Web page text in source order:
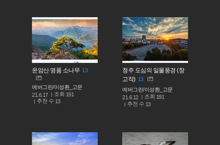
운암산 명품 소나무 13
에버그린/이성환_고문
21.6.17
조회 191
추천 수 13
청주 도심의 일몰풍경 (창
고작) 13
에버그린/이성환_고문
21.6.12
조회 191
추천 수 13